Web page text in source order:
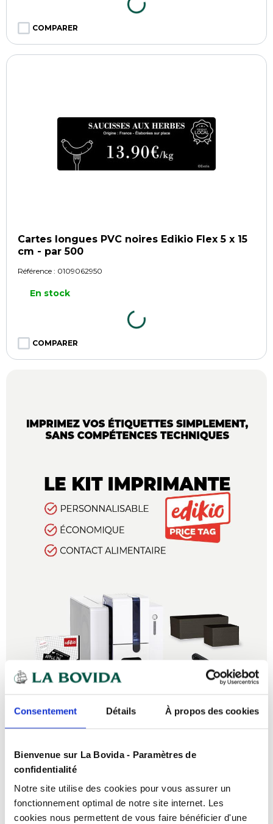
Consentement Détails À propos des cookies
Bienvenue sur La Bovida - Paramètres de
confidentialité
Notre site utilise des cookies pour vous assurer un
fonctionnement optimal de notre site internet. Les
cookies nous permettent de vous faire bénéficier d'une
COMPARER
Cartes longues PVC noires Edikio Flex 5 x 15
cm - par 500
Référence : 0109062950
En stock
COMPARER